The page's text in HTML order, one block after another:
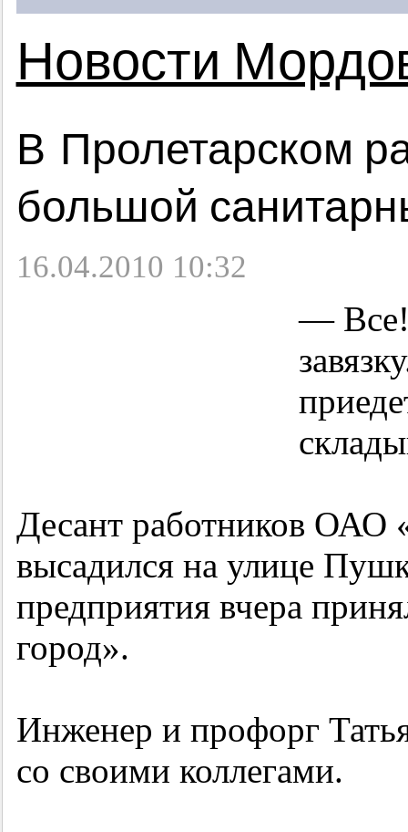
Новости
В Пролетарском
большой
16.04.2010 10:32
— Все!
Десант работников ОАО
высадился на улице
предприятия вчера
город».
Инженер и профорг
со своими коллегами.